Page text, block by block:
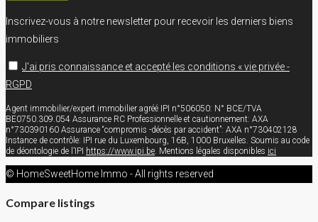
Inscrivez-vous à notre newsletter pour recevoir les derniers biens
immobiliers
J'ai pris connaissance et accepté les conditions « vie privée -
RGPD
Agent immobilier/expert immobilier agréé IPI n°506050: N° BCE/TVA
BE0750.309.054 Assurance RC Professionnelle et cautionnement: AXA
n°730390160 Assurance “compromis -décès par accident”: AXA n°730402128
Instance de contrôle: IPI rue du Luxembourg, 16B, 1000 Bruxelles. Soumis au code
de déontologie de l’IPI https://www.ipi.be. Mentions légales disponibles ici
© HomeSweetHome Immo - All rights reserved
Compare listings